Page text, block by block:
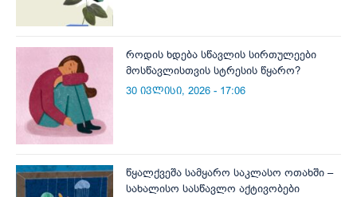
როდის ხდება სწავლის სირთულეები
მოსწავლისთვის სტრესის წყარო?
30 ივლისი, 2026 - 17:06
წყალქვეშა სამყარო საკლასო ოთახში –
სახალისო სასწავლო აქტივობები